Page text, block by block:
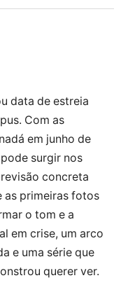
data de estreia
Com as
em junho de
surgir nos
concreta
as primeiras fotos
o tom e a
em crise, um arco
e uma série que
querer ver.